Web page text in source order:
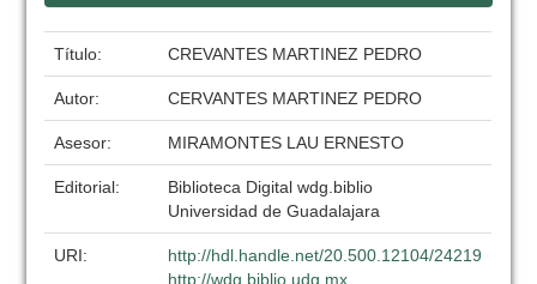
Título: CREVANTES MARTINEZ PEDRO
Autor: CERVANTES MARTINEZ PEDRO
Asesor: MIRAMONTES LAU ERNESTO
Editorial:
Biblioteca Digital wdg.biblio
Universidad de Guadalajara
URI:
http://hdl.handle.net/20.500.12104/24219
http://wdg.biblio.udg.mx